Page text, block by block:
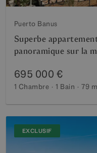
Puerto Banus
Superbe
panoramique sur la
695 000 €
1 Chambre 1 Bain 79
EXCLUSIF